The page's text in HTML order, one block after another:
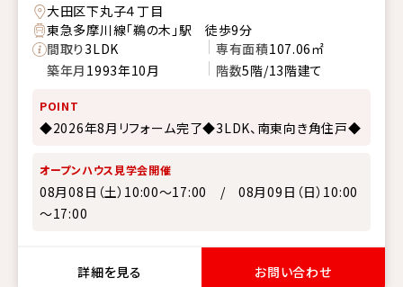
大田区下丸子４丁目
東急多摩川線「鵜の木」駅 徒歩9分
間取り3LDK 専有面積107.06㎡
築年月 1993年10月 階数5階/13階建て
POINT
◆2026年8月リフォーム完了◆3LDK、南東向き角住戸◆
オープンハウス見学会開催
08月08日（土）10:00～17:00 / 08月09日（日）10:00
～17:00
詳細を見る お問い合わせ